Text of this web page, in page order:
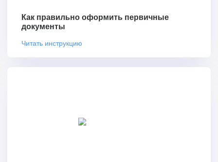
Как правильно оформить первичные
документы
Читать инструкцию